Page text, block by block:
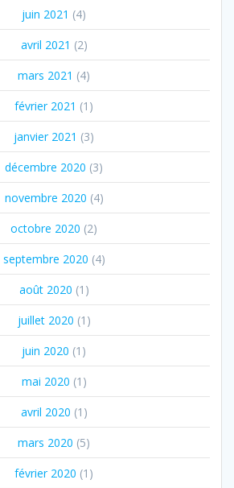
juin 2021 (4)
avril 2021 (2)
mars 2021 (4)
février 2021 (1)
janvier 2021 (3)
décembre 2020 (3)
novembre 2020 (4)
octobre 2020 (2)
septembre 2020 (4)
août 2020 (1)
juillet 2020 (1)
juin 2020 (1)
mai 2020 (1)
avril 2020 (1)
mars 2020 (5)
février 2020 (1)